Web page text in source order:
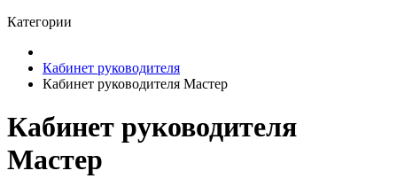
Категории
Кабинет руководителя
Кабинет руководителя Мастер
Кабинет руководителя
Мастер